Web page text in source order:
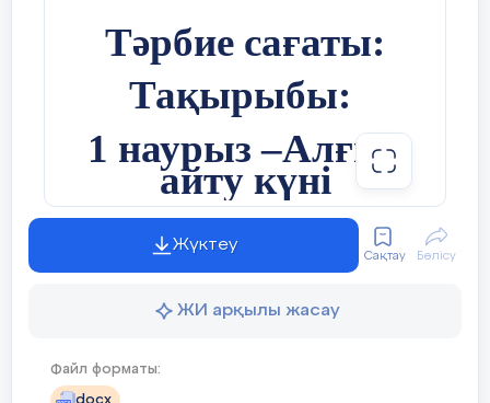
Тәрбие сағаты:
Тақырыбы:
1 наурыз –Алғыс
айту күні
Жүктеу
Сақтау Бөлісу
ЖИ арқылы жасау
Файл форматы: